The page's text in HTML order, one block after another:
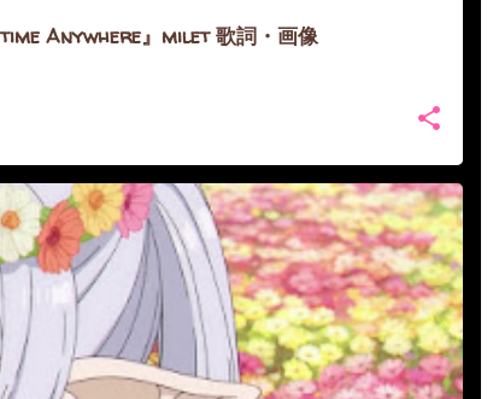
Anywhere』milet 歌詞・画像